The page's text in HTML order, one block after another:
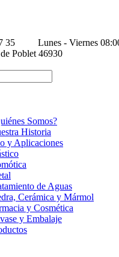
35
Lunes - Viernes
Poblet 46930
Somos?
Historia
y Aplicaciones
de Aguas
Cerámica y Mármol
y Cosmética
y Embalaje